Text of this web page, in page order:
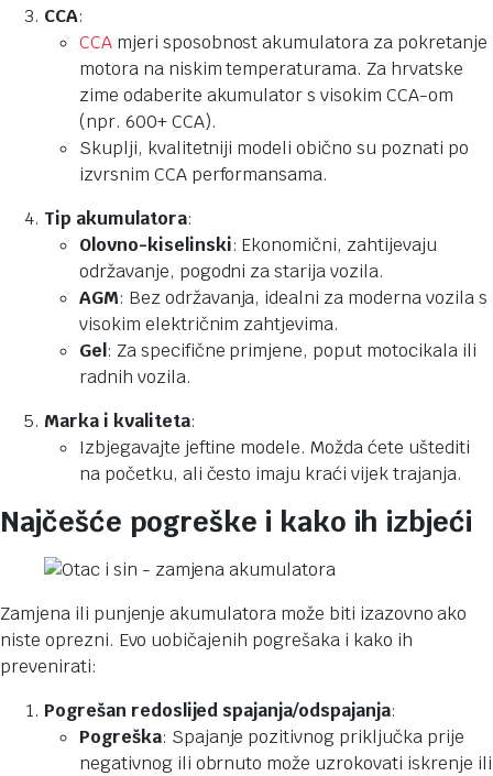
CCA:
CCA mjeri sposobnost akumulatora za pokretanje
motora na niskim temperaturama. Za hrvatske
zime odaberite akumulator s visokim CCA-om
(npr. 600+ CCA).
Skuplji, kvalitetniji modeli obično su poznati po
izvrsnim CCA performansama.
Tip akumulatora:
Olovno-kiselinski: Ekonomični, zahtijevaju
održavanje, pogodni za starija vozila.
AGM: Bez održavanja, idealni za moderna vozila s
visokim električnim zahtjevima.
Gel : Za specifične primjene, poput motocikala ili
radnih vozila.
Marka i kvaliteta:
Izbjegavajte jeftine modele. Možda ćete uštediti
na početku, ali često imaju kraći vijek trajanja.
Najčešće pogreške i kako ih izbjeći
Zamjena ili punjenje akumulatora može biti izazovno ako
niste oprezni. Evo uobičajenih pogrešaka i kako ih
prevenirati:
Pogrešan redoslijed spajanja/odspajanja:
Pogreška: Spajanje pozitivnog priključka prije
negativnog ili obrnuto može uzrokovati iskrenje ili